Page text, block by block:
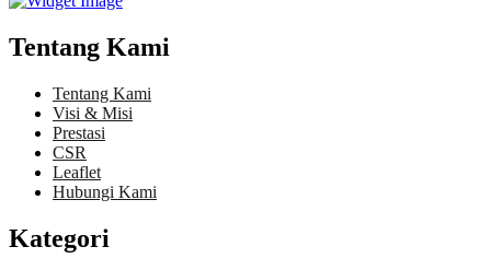
Tentang Kami
Tentang Kami
Visi & Misi
Prestasi
CSR
Leaflet
Hubungi Kami
Kategori